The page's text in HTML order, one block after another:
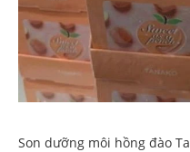
Son dưỡng môi hồng đào